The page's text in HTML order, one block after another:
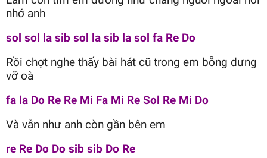
nhớ anh
sol sol la sib sol la sib la sol fa Re Do
Rồi chợt nghe thấy bài hát cũ trong em bỗng dưng
vỡ oà
fa la Do Re Re Mi Fa Mi Re Sol Re Mi Do
Và vẫn như anh còn gần bên em
re Re Do Do sib sib Do Re